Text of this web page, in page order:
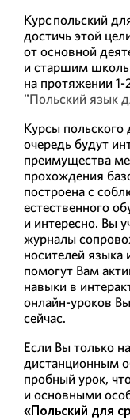
Курс польский
достичь этой
от основной
и старшим
на протяжении
"Польский язык
Курсы польского
очередь будут
преимущества
прохождения
построена с
естественного
и интересно. Вы
журналы
носителей
помогут Вам
навыки в
онлайн-уроков
сейчас.
Если Вы только
дистанционным
пробный урок,
и основными
«Польский для